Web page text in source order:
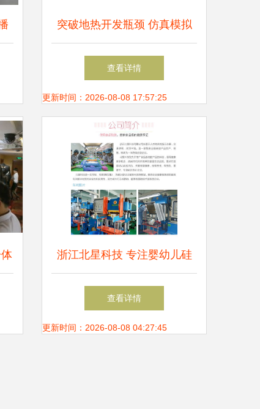
突破地热开发瓶颈 仿真模拟
助力清洁能源高效利用
查看详情
更新时间：2026-08-08 17:57:25
浙江北星科技 专注婴幼儿硅
胶碗生产，以技术与品质引领
行业
查看详情
更新时间：2026-08-08 04:27:45